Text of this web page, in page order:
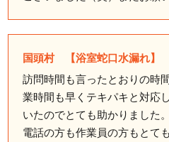
国頭村 【浴室蛇口水漏れ】
訪問時間も言ったとおりの時
業時間も早くテキパキと対応
いたのでとても助かりました。
電話の方も作業員の方もとて